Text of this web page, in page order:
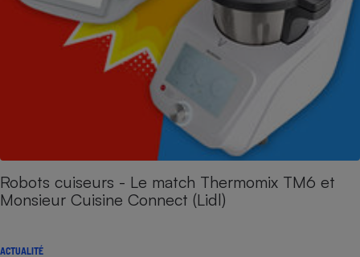
Robots cuiseurs - Le match Thermomix TM6 et
Monsieur Cuisine Connect (Lidl)
ACTUALITÉ